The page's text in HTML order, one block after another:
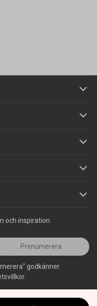
och inspiration
Prenumerera
godkänner